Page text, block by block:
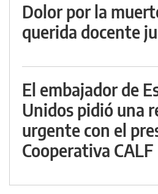
Dolor por la
querida docente
El embajador de
Unidos pidió una
urgente con el
Cooperativa CALF